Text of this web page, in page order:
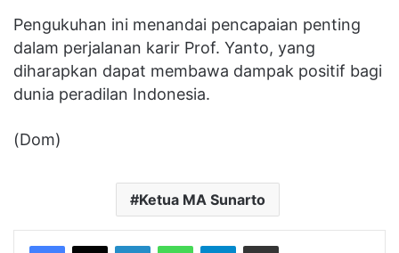
Pengukuhan ini menandai pencapaian penting
dalam perjalanan karir Prof. Yanto, yang
diharapkan dapat membawa dampak positif bagi
dunia peradilan Indonesia.
(Dom)
Ketua MA Sunarto
Facebook
X LinkedInWhatsAppTelegramShare via Email